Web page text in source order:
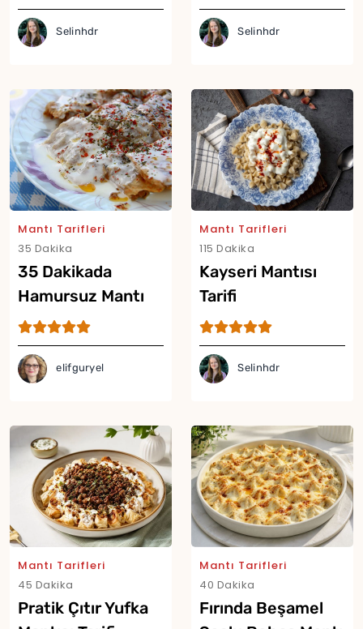
Selinhdr Selinhdr
Mantı Tarifleri
35 Dakika
35 Dakikada
Hamursuz Mantı
Tarifi
elifguryel
Mantı Tarifleri
115 Dakika
Kayseri Mantısı
Tarifi
Selinhdr
Mantı Tarifleri
45 Dakika
Pratik Çıtır Yufka
Mantı Tarifleri
40 Dakika
Fırında Beşamel